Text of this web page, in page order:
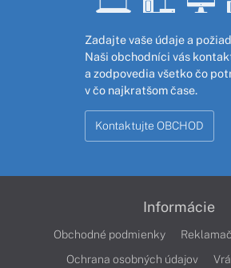
Zadajte vaše údaje a
Naši obchodníci vás
a zodpovedia všetko čo
v čo najkratšom čase.
Kontaktujte OBCHOD
Informácie
Obchodné podmienky
Ochrana osobných údajov